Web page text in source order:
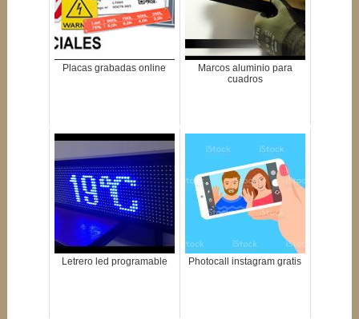
Placas grabadas online
Marcos aluminio para
cuadros
Letrero led programable Photocall instagram gratis